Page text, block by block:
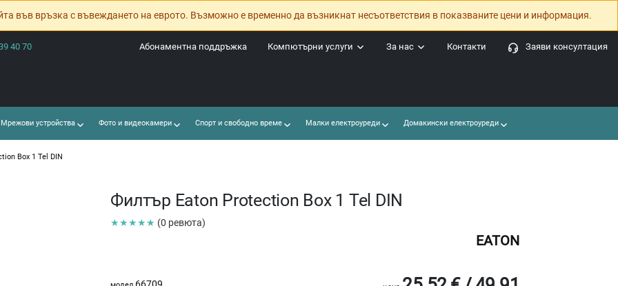
във връзка с въвеждането на еврото. Възможно е временно да възникнат несъответствия в показваните цени и информация.
40 70 Заяви консултация
Контакти
За нас
Компютърни услуги
Абонаментна поддръжка
устройства Фото и видеокамери Спорт и свободно време Малки електроуреди Домакински електроуреди
Box 1 Tel DIN
Филтър Eaton Protection Box 1 Tel DIN
★★★★★ (0 ревюта)
EATON
66709